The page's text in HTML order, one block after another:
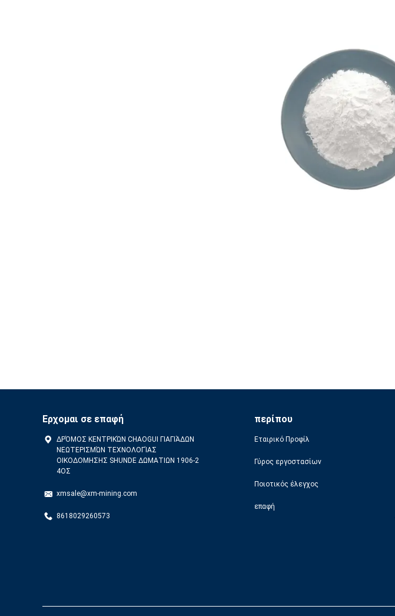
Ερχομαι σε επαφή
ΔΡΌΜΟΣ ΚΕΝΤΡΙΚΏΝ CHAOGUI ΓΙΑΓΙΆΔΩΝ
ΝΕΩΤΕΡΙΣΜΏΝ ΤΕΧΝΟΛΟΓΊΑΣ
ΟΙΚΟΔΟΜΗΣΗΣ SHUNDE ΔΩΜΑΤΙΩΝ 1906-2
4ΟΣ
xmsale@xm-mining.com
8618029260573
περίπου
Εταιρικό Προφίλ
Γύρος εργοστασίων
Ποιοτικός έλεγχος
επαφή